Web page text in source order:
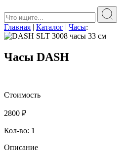
Главная | Каталог | Часы:
Часы DASH
Стоимость
2800 ₽
Кол-во: 1
Описание